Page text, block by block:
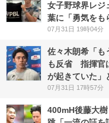
女子野球界レ
葉に「勇気をも
07月31日 19時04分
佐々木朗希「も
も反省 指揮官
が起きていた」
07月31日 17時57分
400mH後藤大